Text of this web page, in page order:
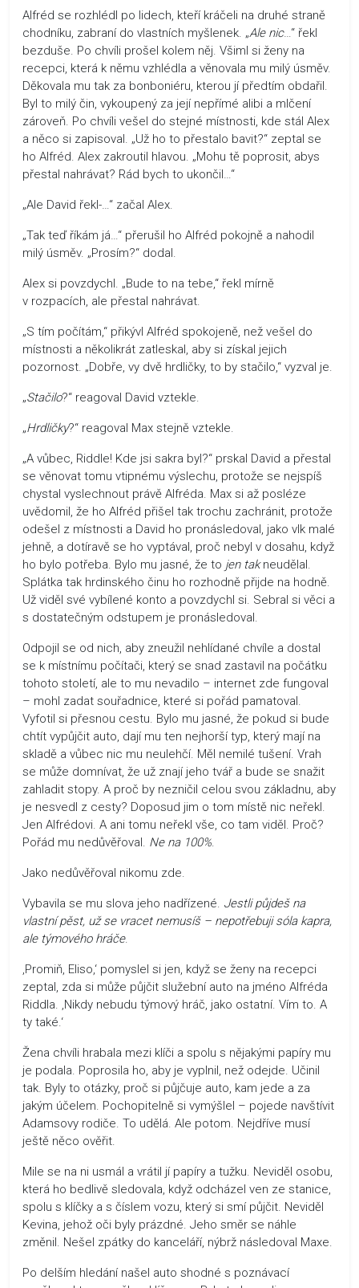
Alfréd se rozhlédl po lidech, kteří kráčeli na druhé straně
chodníku, zabraní do vlastních myšlenek. „Ale nic…“ řekl
bezduše. Po chvíli prošel kolem něj. Všiml si ženy na
recepci, která k němu vzhlédla a věnovala mu milý úsměv.
Děkovala mu tak za bonboniéru, kterou jí předtím obdařil.
Byl to milý čin, vykoupený za její nepřímé alibi a mlčení
zároveň. Po chvíli vešel do stejné místnosti, kde stál Alex
a něco si zapisoval. „Už ho to přestalo bavit?“ zeptal se
ho Alfréd. Alex zakroutil hlavou. „Mohu tě poprosit, abys
přestal nahrávat? Rád bych to ukončil…“
„Ale David řekl-…“ začal Alex.
„Tak teď říkám já…“ přerušil ho Alfréd pokojně a nahodil
milý úsměv. „Prosím?“ dodal.
Alex si povzdychl. „Bude to na tebe,“ řekl mírně
v rozpacích, ale přestal nahrávat.
„S tím počítám,“ přikývl Alfréd spokojeně, než vešel do
místnosti a několikrát zatleskal, aby si získal jejich
pozornost. „Dobře, vy dvě hrdličky, to by stačilo,“ vyzval je.
„Stačilo?“ reagoval David vztekle.
„Hrdličky?“ reagoval Max stejně vztekle.
„A vůbec, Riddle! Kde jsi sakra byl?“ prskal David a přestal
se věnovat tomu vtipnému výslechu, protože se nejspíš
chystal vyslechnout právě Alfréda. Max si až posléze
uvědomil, že ho Alfréd přišel tak trochu zachránit, protože
odešel z místnosti a David ho pronásledoval, jako vlk malé
jehně, a dotíravě se ho vyptával, proč nebyl v dosahu, když
ho bylo potřeba. Bylo mu jasné, že to jen takneudělal.
Splátka tak hrdinského činu ho rozhodně přijde na hodně.
Už viděl své vybílené konto a povzdychl si. Sebral si věci a
s dostatečným odstupem je pronásledoval.
Odpojil se od nich, aby zneužil nehlídané chvíle a dostal
se k místnímu počítači, který se snad zastavil na počátku
tohoto století, ale to mu nevadilo – internet zde fungoval
– mohl zadat souřadnice, které si pořád pamatoval.
Vyfotil si přesnou cestu. Bylo mu jasné, že pokud si bude
chtít vypůjčit auto, dají mu ten nejhorší typ, který mají na
skladě a vůbec nic mu neulehčí. Měl nemilé tušení. Vrah
se může domnívat, že už znají jeho tvář a bude se snažit
zahladit stopy. A proč by nezničil celou svou základnu, aby
je nesvedl z cesty? Doposud jim o tom místě nic neřekl.
Jen Alfrédovi. A ani tomu neřekl vše, co tam viděl. Proč?
Pořád mu nedůvěřoval. Ne na 100%.
Jako nedůvěřoval nikomu zde.
Vybavila se mu slova jeho nadřízené. Jestli půjdeš na
vlastní pěst, už se vracet nemusíš – nepotřebuji sóla kapra,
ale týmového hráče.
‚Promiň, Eliso,‘ pomyslel si jen, když se ženy na recepci
zeptal, zda si může půjčit služební auto na jméno Alfréda
Riddla. ‚Nikdy nebudu týmový hráč, jako ostatní. Vím to. A
ty také.‘
Žena chvíli hrabala mezi klíči a spolu s nějakými papíry mu
je podala. Poprosila ho, aby je vyplnil, než odejde. Učinil
tak. Byly to otázky, proč si půjčuje auto, kam jede a za
jakým účelem. Pochopitelně si vymýšlel – pojede navštívit
Adamsovy rodiče. To udělá. Ale potom. Nejdříve musí
ještě něco ověřit.
Mile se na ni usmál a vrátil jí papíry a tužku. Neviděl osobu,
která ho bedlivě sledovala, když odcházel ven ze stanice,
spolu s klíčky a s číslem vozu, který si smí půjčit. Neviděl
Kevina, jehož oči byly prázdné. Jeho směr se náhle
změnil. Nešel zpátky do kanceláří, nýbrž následoval Maxe.
Po delším hledání našel auto shodné s poznávací